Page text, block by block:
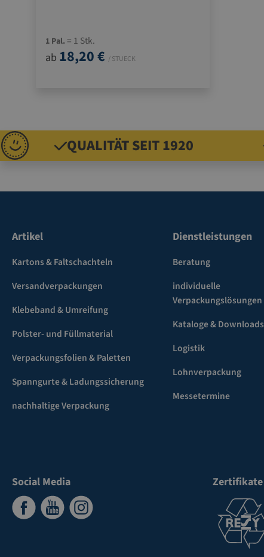
1 Pal. = 1 Stk.
ab 18,20 € / STUECK
QUALITÄT SEIT 1920
Artikel
Kartons & Faltschachteln
Versandverpackungen
Klebeband & Umreifung
Polster- und Füllmaterial
Verpackungsfolien & Paletten
Spanngurte & Ladungssicherung
nachhaltige Verpackung
Dienstleistungen
Beratung
individuelle
Verpackungslösungen
Kataloge & Downloads
Logistik
Lohnverpackung
Messetermine
Social Media Zertifikate